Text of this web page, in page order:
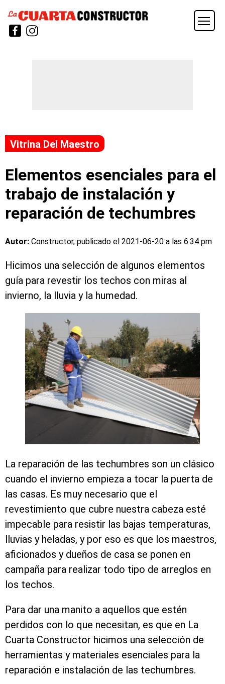
Vitrina Del Maestro
Elementos esenciales para el
trabajo de instalación y
reparación de techumbres
Autor: Constructor, publicado el 2021-06-20 a las 6:34 pm
Hicimos una selección de algunos elementos
guía para revestir los techos con miras al
invierno, la lluvia y la humedad.
La reparación de las techumbres son un clásico
cuando el invierno empieza a tocar la puerta de
las casas. Es muy necesario que el
revestimiento que cubre nuestra cabeza esté
impecable para resistir las bajas temperaturas,
lluvias y heladas, y por eso es que los maestros,
aficionados y dueños de casa se ponen en
campaña para realizar todo tipo de arreglos en
los techos.
Para dar una manito a aquellos que estén
perdidos con lo que necesitan, es que en La
Cuarta Constructor hicimos una selección de
herramientas y materiales esenciales para la
reparación e instalación de las techumbres.